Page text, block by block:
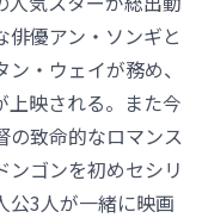
優アン・ソンギと
・ウェイが務め、
映される。また今
の致命的なロマンス
ンゴンを初めセシリ
公3人が一緒に映画